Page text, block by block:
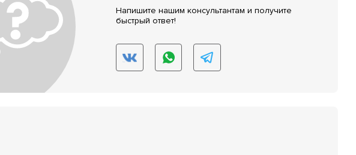
Напишите нашим консультантам и получите
быстрый ответ!